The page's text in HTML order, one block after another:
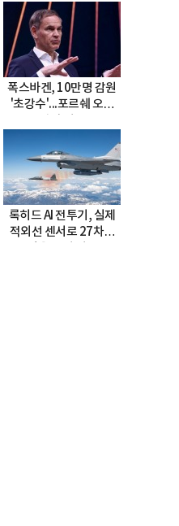
폭스바겐, 10만명 감원
'초강수'...포르쉐 오너
록히드 AI 전투기, 실제
적외선 센서로 27차례